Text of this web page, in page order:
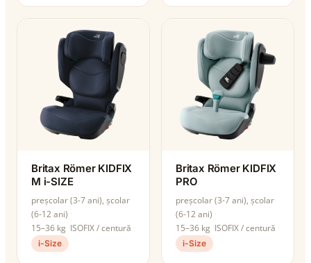
Britax Römer KIDFIX
M i-SIZE
preșcolar (3-7 ani), școlar
(6-12 ani)
15–36 kg ISOFIX / centură
i-Size
Britax Römer KIDFIX
PRO
preșcolar (3-7 ani), școlar
(6-12 ani)
15–36 kg ISOFIX / centură
i-Size